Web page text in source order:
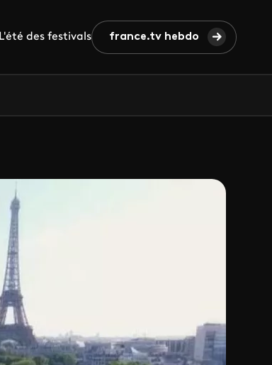
L'été des festivals france.tv hebdo